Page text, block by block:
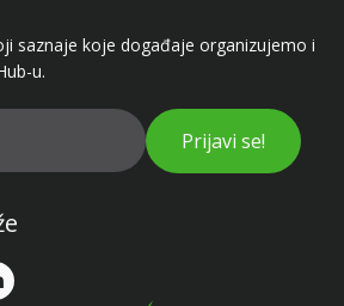
saznaje koje događaje organizujemo i
u.
Prijavi se!